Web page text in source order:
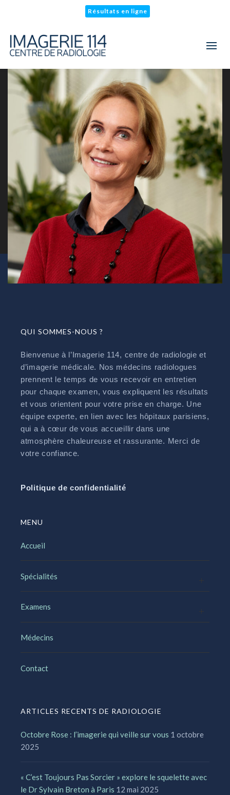
Résultats en ligne
QUI SOMMES-NOUS ?
Bienvenue à l’Imagerie 114, centre de radiologie et
d’imagerie médicale. Nos médecins radiologues
prennent le temps de vous recevoir en entretien
pour chaque examen, vous expliquent les résultats
et vous orientent pour votre prise en charge. Une
équipe experte, en lien avec les hôpitaux parisiens,
qui a à cœur de vous accueillir dans une
atmosphère chaleureuse et rassurante. Merci de
votre confiance.
Politique de confidentialité
MENU
Accueil
Spécialités
Examens
Médecins
Contact
ARTICLES RECENTS DE RADIOLOGIE
Octobre Rose : l’imagerie qui veille sur vous 1 octobre
2025
« C’est Toujours Pas Sorcier » explore le squelette avec
le Dr Sylvain Breton à Paris 12 mai 2025